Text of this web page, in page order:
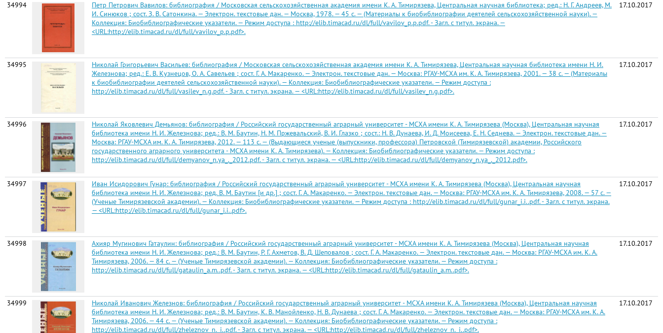
34994
Петр Петрович Вавилов: библиография / Московская сельскохозяйственная академия имени К. А. Тимирязева, Центральная научная библиотека; ред.: Н. Г. Андреев, М.
И. Синюков ; сост. З. В. Сатонкина. — Электрон. текстовые дан. — Москва, 1978. — 45 с. — (Материалы к биобиблиографии деятелей сельскохозяйственной науки). —
Коллекция: Биобиблиографические указатели. — Режим доступа : http://elib.timacad.ru/dl/full/vavilov_p.p.pdf. - Загл. с титул. экрана. —
<URL:http://elib.timacad.ru/dl/full/vavilov_p.p.pdf>.
17.10.2017
34995
Николай Григорьевич Васильев: библиография / Московская сельскохозяйственная академия имени К. А. Тимирязева, Центральная научная библиотека имени Н. И.
Железнова; ред.: Е. В. Кузнецов, О. А. Савельев ; сост. Г. А. Макаренко. — Электрон. текстовые дан. — Москва: РГАУ-МСХА им. К. А. Тимирязева, 2001. — 38 с. — (Материалы
к биобиблиографии деятелей сельскохозяйственной науки). — Коллекция: Биобиблиографические указатели. — Режим доступа :
http://elib.timacad.ru/dl/full/vasilev_n.g.pdf. - Загл. с титул. экрана. — <URL:http://elib.timacad.ru/dl/full/vasilev_n.g.pdf>.
17.10.2017
34996
Николай Яковлевич Демьянов: библиография / Российский государственный аграрный университет - МСХА имени К. А. Тимирязева (Москва), Центральная научная
библиотека имени Н. И. Железнова; ред.: В. М. Баутин, Н. М. Пржевальский, В. И. Глазко ; сост.: Н. В. Дунаева, И. Д. Моисеева, Е. Н. Седнева. — Электрон. текстовые дан. —
Москва: РГАУ-МСХА им. К. А. Тимирязева, 2012. — 113 с. — (Выдающиеся ученые (выпускники, профессора) Петровской (Тимирязевской) академии, Российского
государственного аграрного университета - МСХА имени К. А. Тимирязева). — Коллекция: Биобиблиографические указатели. — Режим доступа :
http://elib.timacad.ru/dl/full/demyanov_n.ya_._2012.pdf. - Загл. с титул. экрана. — <URL:http://elib.timacad.ru/dl/full/demyanov_n.ya_._2012.pdf>.
17.10.2017
34997
Иван Исидорович Гунар: библиография / Российский государственный аграрный университет - МСХА имени К. А. Тимирязева (Москва), Центральная научная
библиотека имени Н. И. Железнова; ред. В. М. Баутин [и др.] ; сост. Г. А. Макаренко. — Электрон. текстовые дан. — Москва: РГАУ-МСХА им. К. А. Тимирязева, 2008. — 57 с. —
(Ученые Тимирязевской академии). — Коллекция: Биобиблиографические указатели. — Режим доступа : http://elib.timacad.ru/dl/full/gunar_i.i..pdf. - Загл. с титул. экрана.
— <URL:http://elib.timacad.ru/dl/full/gunar_i.i..pdf>.
17.10.2017
34998
Ахияр Мугинович Гатаулин: библиография / Российский государственный аграрный университет - МСХА имени К. А. Тимирязева (Москва), Центральная научная
библиотека имени Н. И. Железнова; ред.: В. М. Баутин, Р. Г. Ахметов, В. Д. Шеповалов ; сост. Г. А. Макаренко. — Электрон. текстовые дан. — Москва: РГАУ-МСХА им. К. А.
Тимирязева, 2006. — 84 с. — (Ученые Тимирязевской академии). — Коллекция: Биобиблиографические указатели. — Режим доступа :
http://elib.timacad.ru/dl/full/gataulin_a.m..pdf. - Загл. с титул. экрана. — <URL:http://elib.timacad.ru/dl/full/gataulin_a.m..pdf>.
17.10.2017
34999
Николай Иванович Железнов: библиография / Российский государственный аграрный университет - МСХА имени К. А. Тимирязева (Москва), Центральная научная
библиотека имени Н. И. Железнова; ред.: В. М. Баутин, К. В. Манойленко, Н. В. Дунаева ; сост. Г. А. Макаренко. — Электрон. текстовые дан. — Москва: РГАУ-МСХА им. К. А.
Тимирязева, 2006. — 44 с. — (Ученые Тимирязевской академии). — Коллекция: Биобиблиографические указатели. — Режим доступа :
http://elib.timacad.ru/dl/full/zheleznov_n._i..pdf. - Загл. с титул. экрана. — <URL:http://elib.timacad.ru/dl/full/zheleznov_n._i..pdf>.
17.10.2017